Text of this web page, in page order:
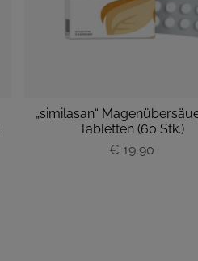
„similasan“
Tabletten (60 Stk.)
€ 19,90
P
r